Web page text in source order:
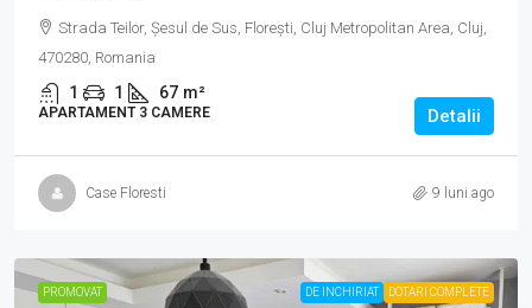
Strada Teilor, Șesul de Sus, Florești, Cluj Metropolitan Area, Cluj,
470280, Romania
1 1 67 m²
APARTAMENT 3 CAMERE Detalii
Case Floresti 9 luni ago
PROMOVAT DE INCHIRIAT DOTARI COMPLETE